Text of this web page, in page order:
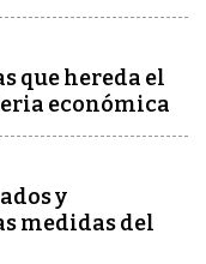
que hereda el
económica
y
medidas del